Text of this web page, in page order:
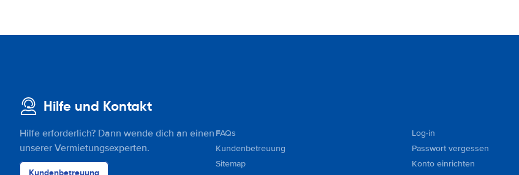
Hilfe und Kontakt
Hilfe erforderlich? Dann wende dich an einen
unserer Vermietungsexperten.
Kundenbetreuung
FAQs
Kundenbetreuung
Sitemap
Log-in
Passwort vergessen
Konto einrichten